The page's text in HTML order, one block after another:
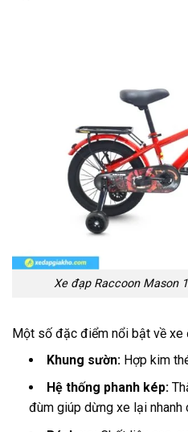
Xe đạp Raccoon Mason
Một số đặc điểm nổi bật về xe
Khung sườn:Hợp kim
Hệ thống phanh kép:
đùm giúp dừng xe lại nhanh